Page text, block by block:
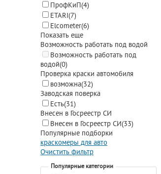
ПрофКиП(4)
ETARI(7)
Elcometer(6)
Показать еще
Возможность работать под водой
Возможность работать под
водой(0)
Проверка краски автомобиля
возможна(32)
Заводская поверка
Есть(31)
Внесен в Госреестр СИ
Внесен в Госреестр СИ(33)
Популярные подборки
краскомеры для авто
Очистить фильтр
Популярные категории